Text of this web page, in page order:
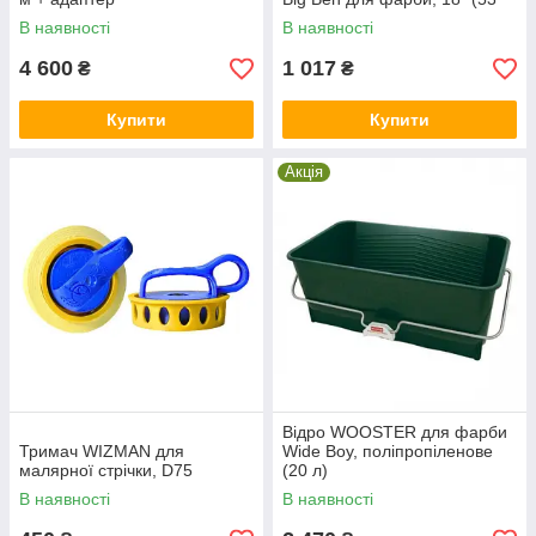
В наявності
4 600 ₴
Купити
см)
В наявності
1 017 ₴
Купити
Тримач WIZMAN для
малярної стрічки, D75
В наявності
Акція
Відро WOOSTER для фарби
Wide Boy, поліпропіленове
(20 л)
В наявності